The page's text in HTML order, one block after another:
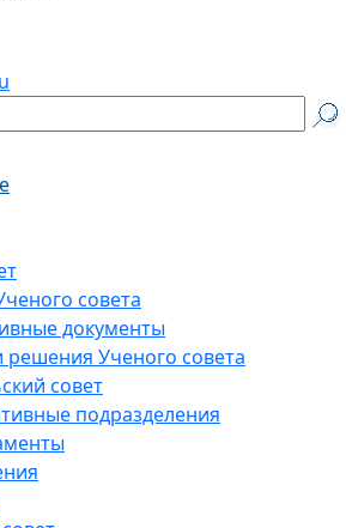
совета
документы
Ученого совета
совет
подразделения